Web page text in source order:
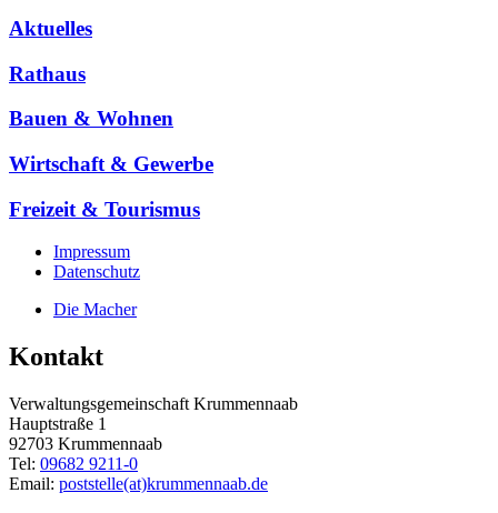
Aktuelles
Rathaus
Bauen & Wohnen
Wirtschaft & Gewerbe
Freizeit & Tourismus
Impressum
Datenschutz
Die Macher
Kontakt
Verwaltungsgemeinschaft Krummennaab
Hauptstraße 1
92703 Krummennaab
Tel: 09682 9211-0
Email: poststelle(at)krummennaab.de